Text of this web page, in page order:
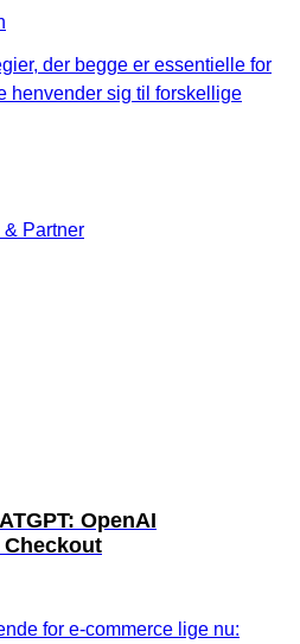
der begge er essentielle for
henvender sig til forskellige
& Partner
OpenAI
for e-commerce lige nu: